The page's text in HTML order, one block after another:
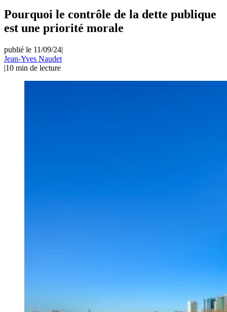
Pourquoi le contrôle de la dette publique
est une priorité morale
publié le 11/09/24|
Jean-Yves Naudet
|10 min de lecture